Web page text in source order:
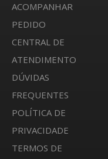
ACOMPANHAR
PEDIDO
CENTRAL DE
ATENDIMENTO
DÚVIDAS
FREQUENTES
POLÍTICA DE
PRIVACIDADE
TERMOS DE